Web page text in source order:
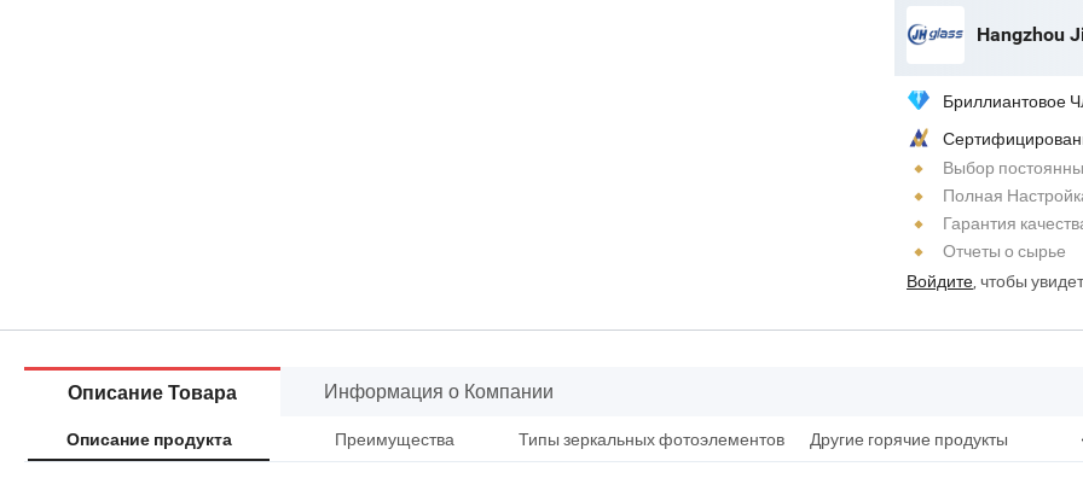
Hangzhou
Бриллиантовое
Выбор
Полная
Гарантия
Отчеты о сырье
Войдите, чтобы
Описание Товара Информация о Компании
Описание продукта Преимущества Типы зеркальных фотоэлементов Другие горячие продукты